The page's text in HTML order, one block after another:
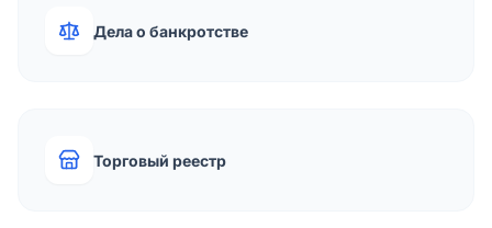
Дела о банкротстве
Торговый реестр